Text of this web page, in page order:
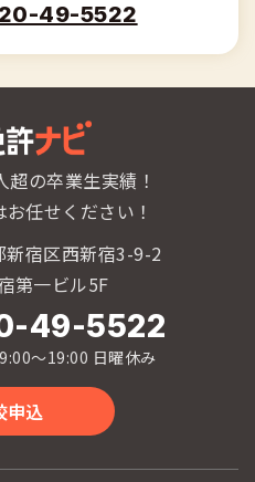
49-5522
の卒業生実績！
任せください！
宿区西新宿3-9-2
第一ビル5F
49-5522
〜19:00 日曜休み
申込